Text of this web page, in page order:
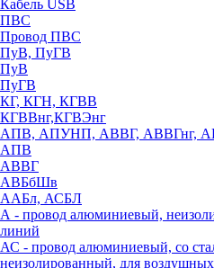
Кабель USB
ПВС
Провод ПВС
ПуВ, ПуГВ
ПуВ
ПуГВ
КГ, КГН, КГВВ
КГВВнг,КГВЭнг
АПВ, АПУНП, АВВГ, АВВГнг,
АПВ
АВВГ
АВБбШв
ААБл, АСБЛ
А - провод алюминиевый,
линий
АС - провод алюминиевый, со
неизолированный, для